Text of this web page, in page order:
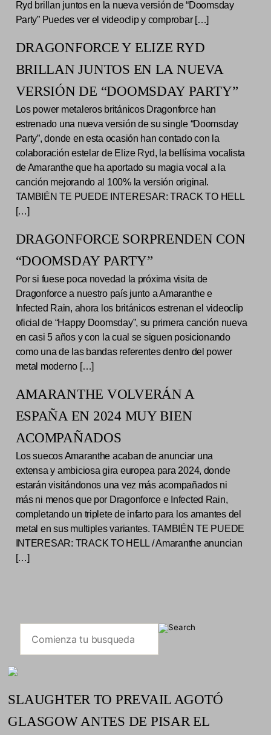
Ryd brillan juntos en la nueva versión de “Doomsday
Party” Puedes ver el videoclip y comprobar […]
DRAGONFORCE Y ELIZE RYD
BRILLAN JUNTOS EN LA NUEVA
VERSIÓN DE “DOOMSDAY PARTY”
Los power metaleros británicos Dragonforce han
estrenado una nueva versión de su single “Doomsday
Party”, donde en esta ocasión han contado con la
colaboración estelar de Elize Ryd, la bellísima vocalista
de Amaranthe que ha aportado su magia vocal a la
canción mejorando al 100% la versión original.
TAMBIÉN TE PUEDE INTERESAR: TRACK TO HELL
[…]
DRAGONFORCE SORPRENDEN CON
“DOOMSDAY PARTY”
Por si fuese poca novedad la próxima visita de
Dragonforce a nuestro país junto a Amaranthe e
Infected Rain, ahora los británicos estrenan el videoclip
oficial de “Happy Doomsday”, su primera canción nueva
en casi 5 años y con la cual se siguen posicionando
como una de las bandas referentes dentro del power
metal moderno […]
AMARANTHE VOLVERÁN A
ESPAÑA EN 2024 MUY BIEN
ACOMPAÑADOS
Los suecos Amaranthe acaban de anunciar una
extensa y ambiciosa gira europea para 2024, donde
estarán visitándonos una vez más acompañados ni
más ni menos que por Dragonforce e Infected Rain,
completando un triplete de infarto para los amantes del
metal en sus multiples variantes. TAMBIÉN TE PUEDE
INTERESAR: TRACK TO HELL / Amaranthe anuncian
[…]
SLAUGHTER TO PREVAIL AGOTÓ
GLASGOW ANTES DE PISAR EL